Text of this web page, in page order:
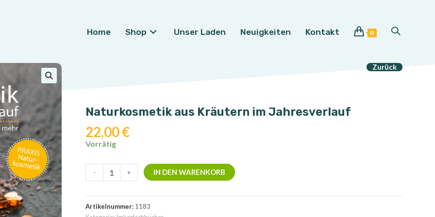
Home Shop Unser Laden Neuigkeiten Kontakt 0 Website-
Zurück
Naturkosmetik aus Kräutern im Jahresverlauf
22,00€
Vorrätig
Naturkosmetik
aus
Jahresverlauf
- + IN DEN WARENKORB
Artikelnummer: 1183